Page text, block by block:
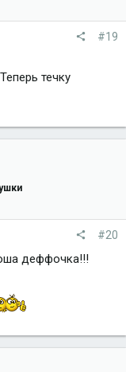
#19
течку
#20
деффочка!!!